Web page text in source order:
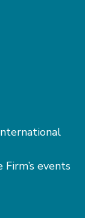
events